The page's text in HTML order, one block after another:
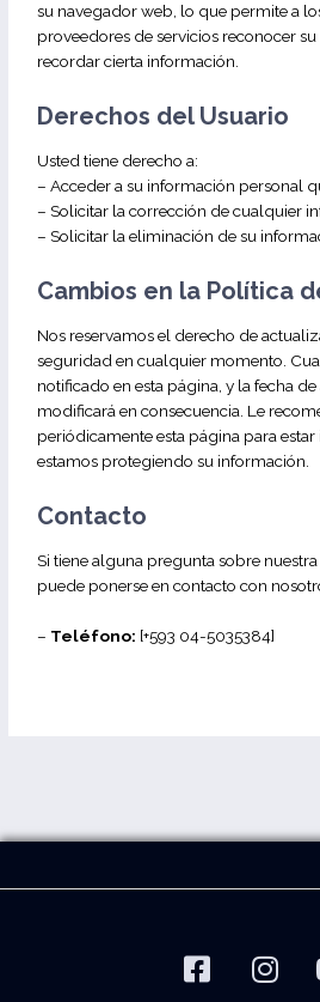
su navegador web, lo que permite a
proveedores de servicios reconocer
recordar cierta información.
Derechos del Usuario
Usted tiene derecho a:
– Acceder a su información personal
– Solicitar la corrección de cualquier
– Solicitar la eliminación de su
Cambios en la Política
Nos reservamos el derecho de
seguridad en cualquier momento.
notificado en esta página, y la fecha
modificará en consecuencia. Le
periódicamente esta página para
estamos protegiendo su información.
Contacto
Si tiene alguna pregunta sobre
puede ponerse en contacto con
– Teléfono: [+593 04-5035384]